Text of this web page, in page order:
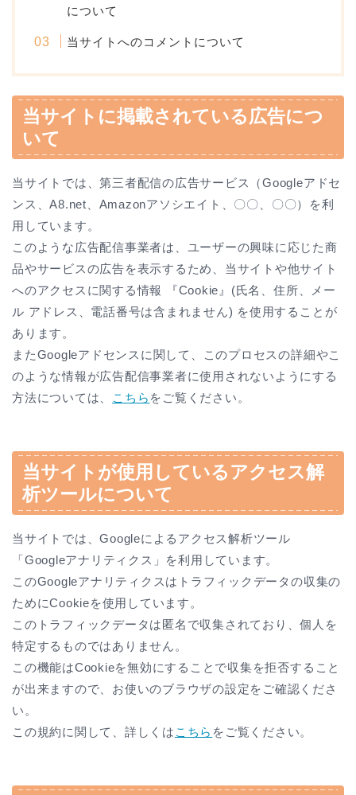
について
当サイトへのコメントについて
当サイトに掲載されている広告につ
いて
当サイトでは、第三者配信の広告サービス（Googleアドセ
ンス、A8.net、Amazonアソシエイト、〇〇、〇〇）を利
用しています。
このような広告配信事業者は、ユーザーの興味に応じた商
品やサービスの広告を表示するため、当サイトや他サイト
へのアクセスに関する情報 『Cookie』(氏名、住所、メー
ル アドレス、電話番号は含まれません) を使用することが
あります。
またGoogleアドセンスに関して、このプロセスの詳細やこ
のような情報が広告配信事業者に使用されないようにする
方法については、
こちら をご覧ください。
当サイトが使用しているアクセス解
析ツールについて
当サイトでは、Googleによるアクセス解析ツール
「Googleアナリティクス」を利用しています。
このGoogleアナリティクスはトラフィックデータの収集の
ためにCookieを使用しています。
このトラフィックデータは匿名で収集されており、個人を
特定するものではありません。
この機能はCookieを無効にすることで収集を拒否すること
が出来ますので、お使いのブラウザの設定をご確認くださ
い。
この規約に関して、詳しくは こちら をご覧ください。